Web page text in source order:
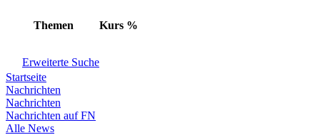
Themen Kurs %
Erweiterte Suche
Startseite
Nachrichten
Nachrichten
Nachrichten auf FN
Alle News